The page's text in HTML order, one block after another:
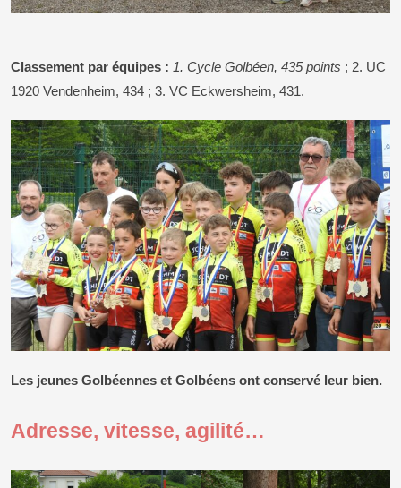
Classement par équipes : 1. Cycle Golbéen, 435 points ; 2. UC
1920 Vendenheim, 434 ; 3. VC Eckwersheim, 431.
Les jeunes Golbéennes et Golbéens ont conservé leur bien.
Adresse, vitesse, agilité…